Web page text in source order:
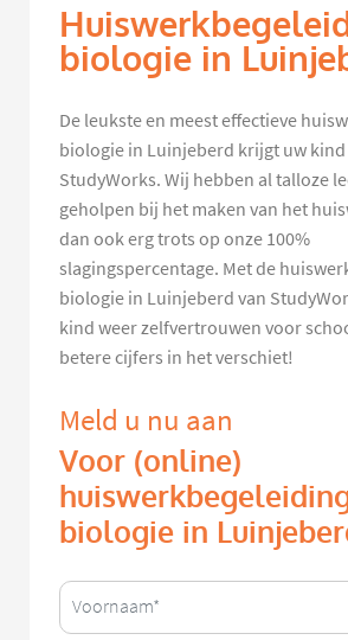
biologie in
De leukste en meest effectieve
biologie in Luinjeberd krijgt uw
StudyWorks. Wij hebben al talloze
geholpen bij het maken van het
dan ook erg trots op onze 100%
slagingspercentage. Met de
biologie in Luinjeberd van
kind weer zelfvertrouwen voor
betere cijfers in het verschiet!
Meld u nu aan
Voor (online)
biologie in